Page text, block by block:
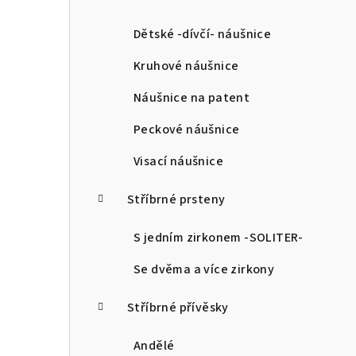
Dětské -dívčí- náušnice
Kruhové náušnice
Náušnice na patent
Peckové náušnice
Visací náušnice
Stříbrné prsteny
S jedním zirkonem -SOLITER-
Se dvěma a více zirkony
Stříbrné přívěsky
Andělé